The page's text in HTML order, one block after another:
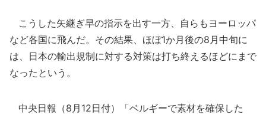
こうした矢継ぎ早の指示を出す一方、自らもヨーロッパ
など各国に飛んだ。その結果、ほぼ1か月後の8月中旬に
は、日本の輸出規制に対する対策は打ち終えるほどにまで
なったという。
中央日報（8月12日付）「ベルギーで素材を確保した